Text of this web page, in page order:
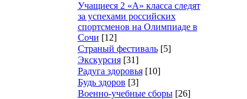
Учащиеся 2 «А» класса следят
за успехами российских
спортсменов на Олимпиаде в
Сочи [12]
Страный фестиваль [5]
Экскурсия [31]
Радуга здоровья [10]
Будь здоров [3]
Военно-учебные сборы [26]